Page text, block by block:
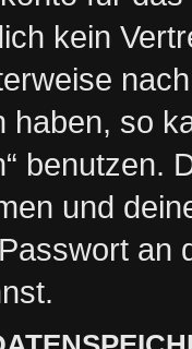
kein
so
benutzen.
und
an